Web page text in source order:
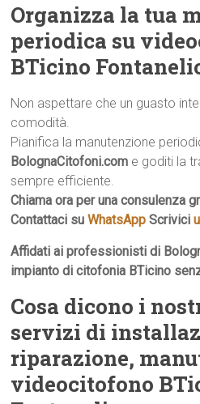
Organizza la tua
periodica su
BTicino
Non aspettare che un guasto
comodità.
Pianifica la manutenzione
BolognaCitofoni.com e goditi la
sempre efficiente.
Chiama ora per una consulenza
Contattaci suWhatsApp Scrivici
Affidati ai professionisti di
impianto di citofonia BTicino
Cosa dicono i
servizi di
riparazione,
videocitofono